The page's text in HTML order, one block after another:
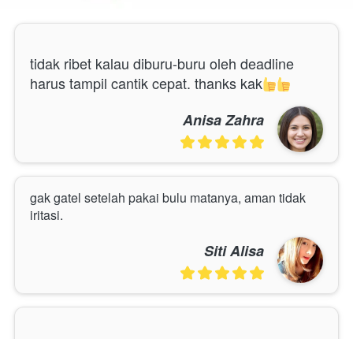
tidak ribet kalau diburu-buru oleh deadline
harus tampil cantik cepat. thanks kak
Anisa Zahra
gak gatel setelah pakai bulu matanya, aman tidak
iritasi.
Siti Alisa